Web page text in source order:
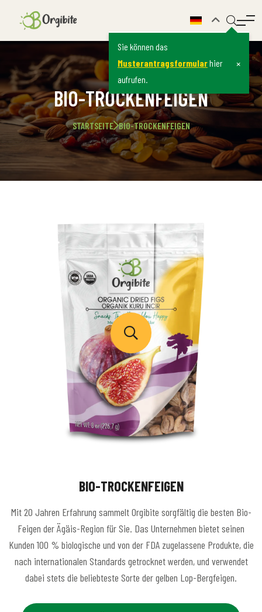
Sie können das
Musterantragsformularhier
aufrufen.
×
BIO-TROCKENFEIGEN
STARTSEITE BIO-TROCKENFEIGEN
BIO-TROCKENFEIGEN
Mit 20 Jahren Erfahrung sammelt Orgibite sorgfältig die besten Bio-
Feigen der Ägäis-Region für Sie. Das Unternehmen bietet seinen
Kunden 100 % biologische und von der FDA zugelassene Produkte, die
nach internationalen Standards getrocknet werden, und verwendet
dabei stets die beliebteste Sorte der gelben Lop-Bergfeigen.